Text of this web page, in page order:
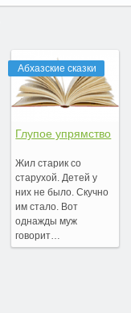
Абхазские сказки
Глупое упрямство
Жил старик со
старухой. Детей у
них не было. Скучно
им стало. Вот
однажды муж
говорит…